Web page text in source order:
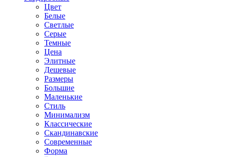
Цвет
Белые
Светлые
Серые
Темные
Цена
Элитные
Дешевые
Размеры
Большие
Маленькие
Стиль
Минимализм
Классические
Скандинавские
Современные
Форма